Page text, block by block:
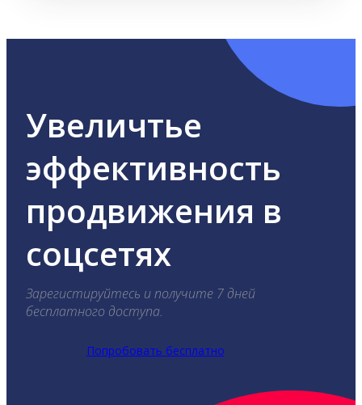
Увеличтье
эффективность
продвижения в
соцсетях
Зарегистируйтесь и получите 7 дней
бесплатного доступа.
Попробовать бесплатно